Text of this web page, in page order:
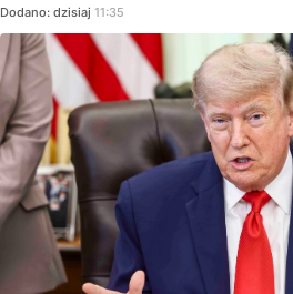
Dodano: dzisiaj 11:35